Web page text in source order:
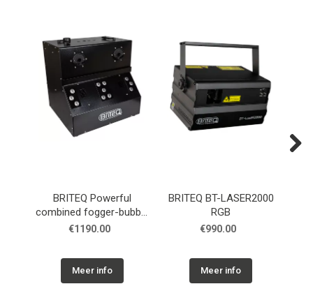
BRITEQ Powerful
combined fogger-bubble
machine-fan-LEDs
€1190.00
Meer info
BRITEQ BT-LASER2000
RGB
€990.00
Meer info